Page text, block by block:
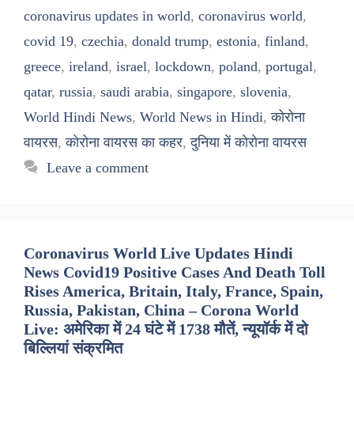
coronavirus updates in world, coronavirus world,
covid 19, czechia, donald trump, estonia, finland,
greece, ireland, israel, lockdown, poland, portugal,
qatar, russia, saudi arabia, singapore, slovenia,
World Hindi News, World News in Hindi,कोरोना
वायरस,कोरोना वायरस का कहर,दुनिया में कोरोना वायरस
Leave a comment
Coronavirus World Live Updates Hindi
News Covid19 Positive Cases And Death Toll
Rises America, Britain, Italy, France, Spain,
Russia, Pakistan, China – Corona World
Live: अमेरिका में 24 घंटे में 1738 मौतें, न्यूयॉर्क में दो
बिल्लियां संक्रमित